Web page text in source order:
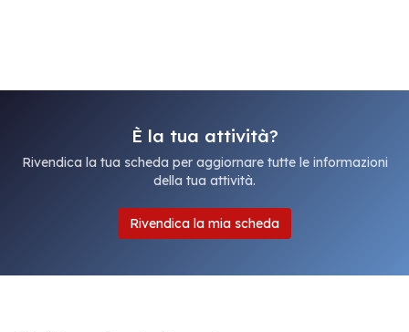
È la tua attività?
Rivendica la tua scheda per aggiornare tutte le informazioni
della tua attività.
Rivendica la mia scheda